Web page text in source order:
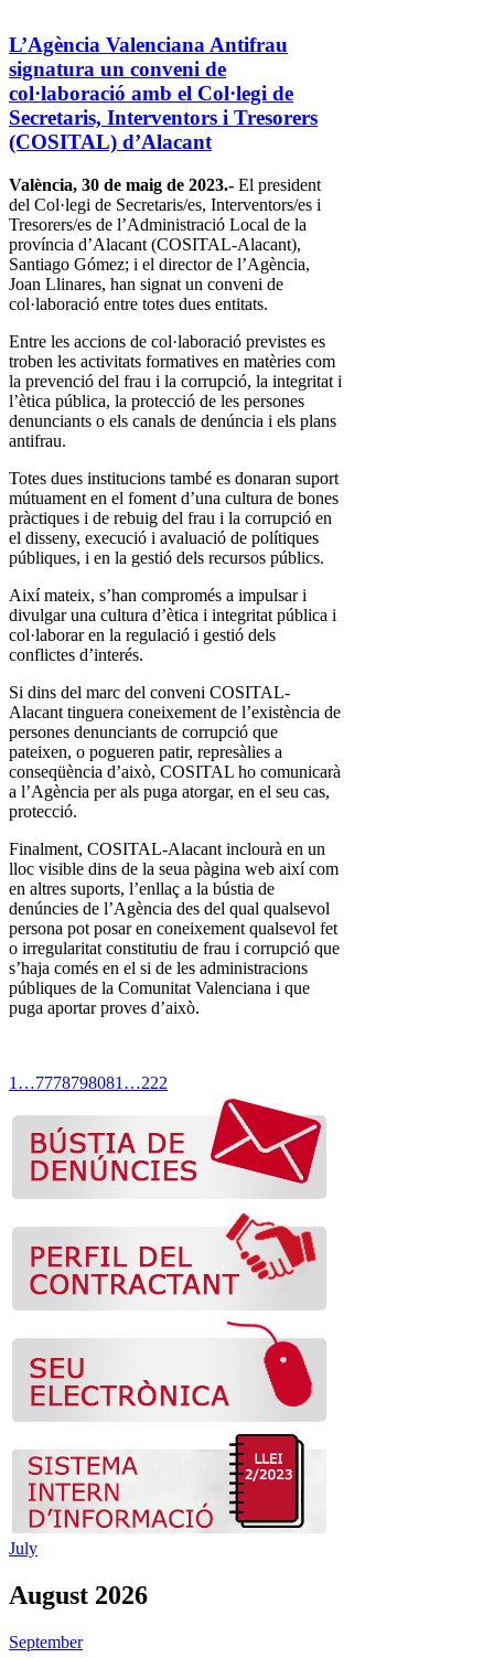
L’Agència Valenciana Antifrau
signatura un conveni de
col·laboració amb el Col·legi de
Secretaris, Interventors i Tresorers
(COSITAL) d’Alacant
València, 30 de maig de 2023.- El president
del Col·legi de Secretaris/es, Interventors/es i
Tresorers/es de l’Administració Local de la
província d’Alacant (COSITAL-Alacant),
Santiago Gómez; i el director de l’Agència,
Joan Llinares, han signat un conveni de
col·laboració entre totes dues entitats.
Entre les accions de col·laboració previstes es
troben les activitats formatives en matèries com
la prevenció del frau i la corrupció, la integritat i
l’ètica pública, la protecció de les persones
denunciants o els canals de denúncia i els plans
antifrau.
Totes dues institucions també es donaran suport
mútuament en el foment d’una cultura de bones
pràctiques i de rebuig del frau i la corrupció en
el disseny, execució i avaluació de polítiques
públiques, i en la gestió dels recursos públics.
Així mateix, s’han compromés a impulsar i
divulgar una cultura d’ètica i integritat pública i
col·laborar en la regulació i gestió dels
conflictes d’interés.
Si dins del marc del conveni COSITAL-
Alacant tinguera coneixement de l’existència de
persones denunciants de corrupció que
pateixen, o pogueren patir, represàlies a
conseqüència d’això, COSITAL ho comunicarà
a l’Agència per als puga atorgar, en el seu cas,
protecció.
Finalment, COSITAL-Alacant inclourà en un
lloc visible dins de la seua pàgina web així com
en altres suports, l’enllaç a la bústia de
denúncies de l’Agència des del qual qualsevol
persona pot posar en coneixement qualsevol fet
o irregularitat constitutiu de frau i corrupció que
s’haja comés en el si de les administracions
públiques de la Comunitat Valenciana i que
puga aportar proves d’això.
1 …7778798081 …222
July
August 2026
September